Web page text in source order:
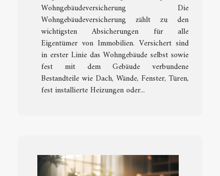
Wohngebäudeversicherung Die
Wohngebäudeversicherung zählt zu den
wichtigsten Absicherungen für alle
Eigentümer von Immobilien. Versichert sind
in erster Linie das Wohngebäude selbst sowie
fest mit dem Gebäude verbundene
Bestandteile wie Dach, Wände, Fenster, Türen,
fest installierte Heizungen oder...